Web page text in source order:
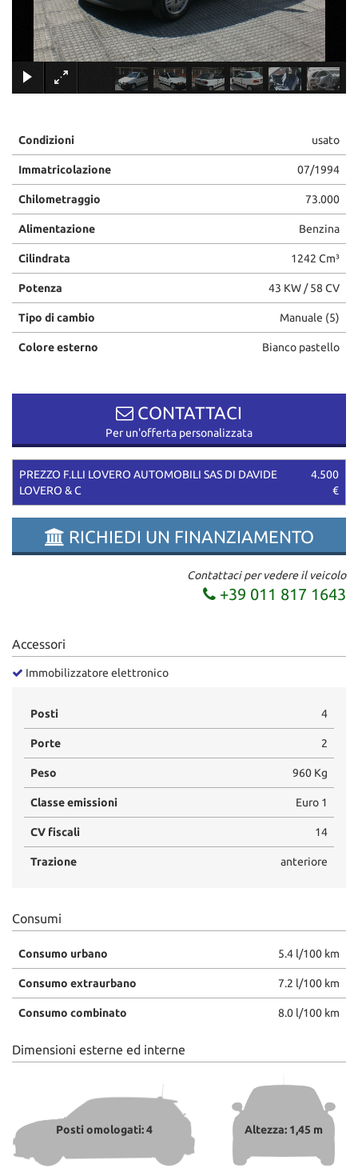
×
Condizioni usato
Immatricolazione 07/1994
Chilometraggio 73.000
Alimentazione Benzina
Cilindrata 1242 Cm³
Potenza 43 KW / 58 CV
Tipo di cambio Manuale (5)
Colore esterno Bianco pastello
CONTATTACI
Per un'offerta personalizzata
PREZZO F.LLI LOVERO AUTOMOBILI SAS DI DAVIDE
LOVERO & C
4.500
€
RICHIEDI UN FINANZIAMENTO
Contattaci per vedere il veicolo
+39 011 817 1643
Accessori
Immobilizzatore elettronico
Posti 4
Porte 2
Peso 960 Kg
Classe emissioni Euro 1
CV fiscali 14
Trazione anteriore
Consumi
Consumo urbano 5.4 l/100 km
Consumo extraurbano 7.2 l/100 km
Consumo combinato 8.0 l/100 km
Dimensioni esterne ed interne
Posti omologati: 4 Altezza: 1,45 m
tracciamento
che
adottiamo
per
offrire
le
svolgere
attività
di
seguito
descritte.
Per
ottenere
maggiori
informazioni
sull'utilità
sul
funzionamento
alla
cookie
Puoi
rivedere
e
qualsiasi
Cookie necessari
Cookie delle preferenze
Cookie analitici
Cookie di marketing
la
policy
impostazioni